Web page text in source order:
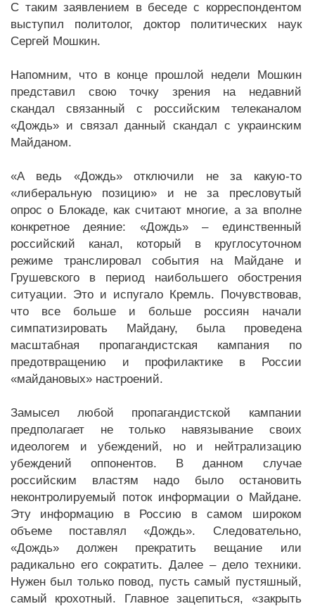
С таким заявлением в беседе с корреспондентом
выступил политолог, доктор политических наук
Сергей Мошкин.
Напомним, что в конце прошлой недели Мошкин
представил свою точку зрения на недавний
скандал связанный с российским телеканалом
«Дождь» и связал данный скандал с украинским
Майданом.
«А ведь «Дождь» отключили не за какую-то
«либеральную позицию» и не за пресловутый
опрос о Блокаде, как считают многие, а за вполне
конкретное деяние: «Дождь» – единственный
российский канал, который в круглосуточном
режиме транслировал события на Майдане и
Грушевского в период наибольшего обострения
ситуации. Это и испугало Кремль. Почувствовав,
что все больше и больше россиян начали
симпатизировать Майдану, была проведена
масштабная пропагандистская кампания по
предотвращению и профилактике в России
«майдановых» настроений.
Замысел любой пропагандистской кампании
предполагает не только навязывание своих
идеологем и убеждений, но и нейтрализацию
убеждений оппонентов. В данном случае
российским властям надо было остановить
неконтролируемый поток информации о Майдане.
Эту информацию в Россию в самом широком
объеме поставлял «Дождь». Следовательно,
«Дождь» должен прекратить вещание или
радикально его сократить. Далее – дело техники.
Нужен был только повод, пусть самый пустяшный,
самый крохотный. Главное зацепиться, «закрыть